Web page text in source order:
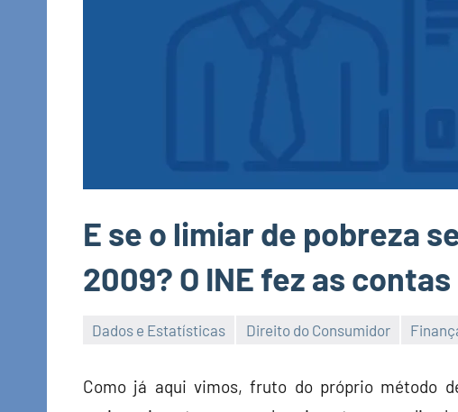
E se o limiar de pobreza
2009? O INE fez as contas
Dados e Estatísticas Direito do Consumidor
Finanças
Como já aqui vimos, fruto do próprio método